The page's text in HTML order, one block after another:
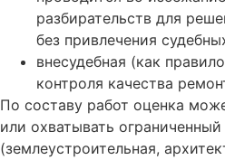
разбирательств для
без привлечения
внесудебная (как
контроля качества
По составу работ оценка
или охватывать
(землеустроительная,